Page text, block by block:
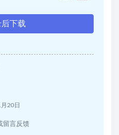
下载
20日
留言反馈